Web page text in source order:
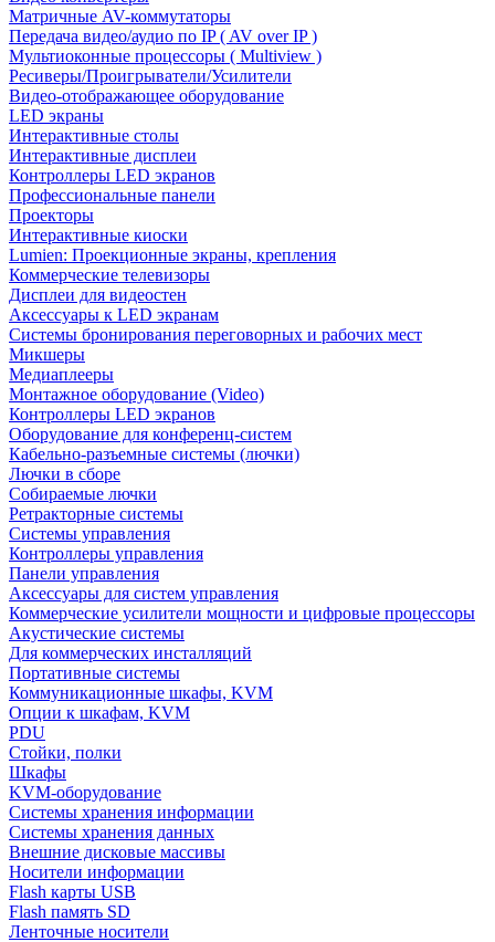
Матричные AV-коммутаторы
Передача видео/аудио по IP ( AV over IP )
Мультиоконные процессоры ( Multiview )
Ресиверы/Проигрыватели/Усилители
Видео-отображающее оборудование
LED экраны
Интерактивные столы
Интерактивные дисплеи
Контроллеры LED экранов
Профессиональные панели
Проекторы
Интерактивные киоски
Lumien: Проекционные экраны, крепления
Коммерческие телевизоры
Дисплеи для видеостен
Аксессуары к LED экранам
Системы бронирования переговорных и рабочих мест
Микшеры
Медиаплееры
Монтажное оборудование (Video)
Контроллеры LED экранов
Оборудование для конференц-систем
Кабельно-разъемные системы (лючки)
Лючки в сборе
Собираемые лючки
Ретракторные системы
Системы управления
Контроллеры управления
Панели управления
Аксессуары для систем управления
Коммерческие усилители мощности и цифровые процессоры
Акустические системы
Для коммерческих инсталляций
Портативные системы
Коммуникационные шкафы, KVM
Опции к шкафам, KVM
PDU
Стойки, полки
Шкафы
KVM-оборудование
Системы хранения информации
Системы хранения данных
Внешние дисковые массивы
Носители информации
Flash карты USB
Flash память SD
Ленточные носители